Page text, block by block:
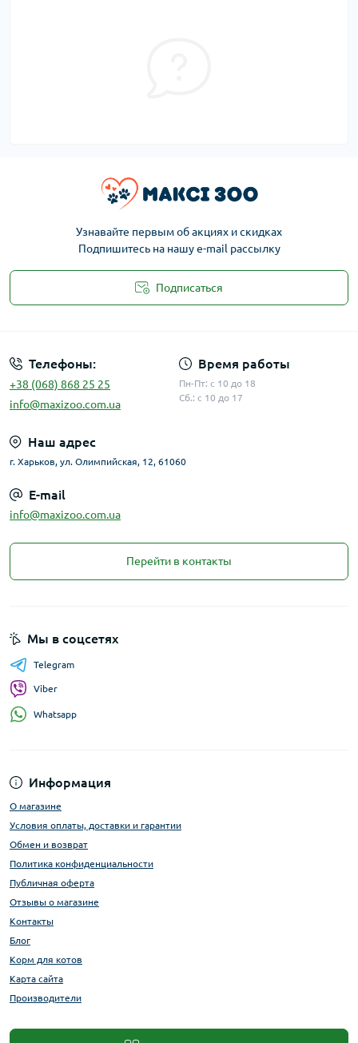
Узнавайте первым об акциях и скидках
Подпишитесь на нашу e-mail рассылку
Подписаться
Телефоны:
+38 (068) 868 25 25
info@maxizoo.com.ua
Время работы
Пн-Пт: с 10 до 18
Сб.: с 10 до 17
Наш адрес
г. Харьков, ул. Олимпийская, 12, 61060
E-mail
info@maxizoo.com.ua
Перейти в контакты
Информация
О магазине
Условия оплаты, доставки и гарантии
Обмен и возврат
Политика конфиденциальности
Публичная оферта
Отзывы о магазине
Контакты
Блог
Корм для котов
Карта сайта
Производители
Мы в соцсетях
Telegram
Viber
Whatsapp